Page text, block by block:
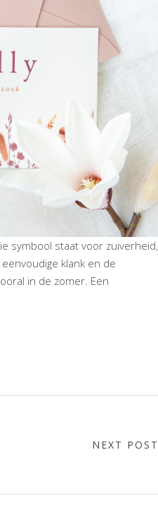
symbool staat voor zuiverheid,
klank en de
in de zomer. Een
NEXT POST